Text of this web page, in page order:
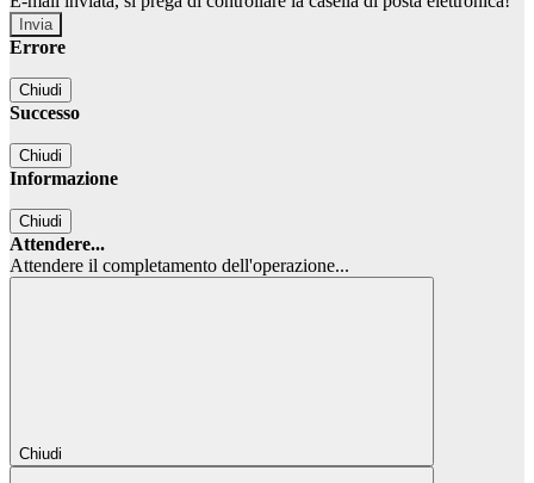
Errore
Chiudi
Successo
Chiudi
Informazione
Chiudi
Attendere...
Attendere il completamento dell'operazione...
Chiudi